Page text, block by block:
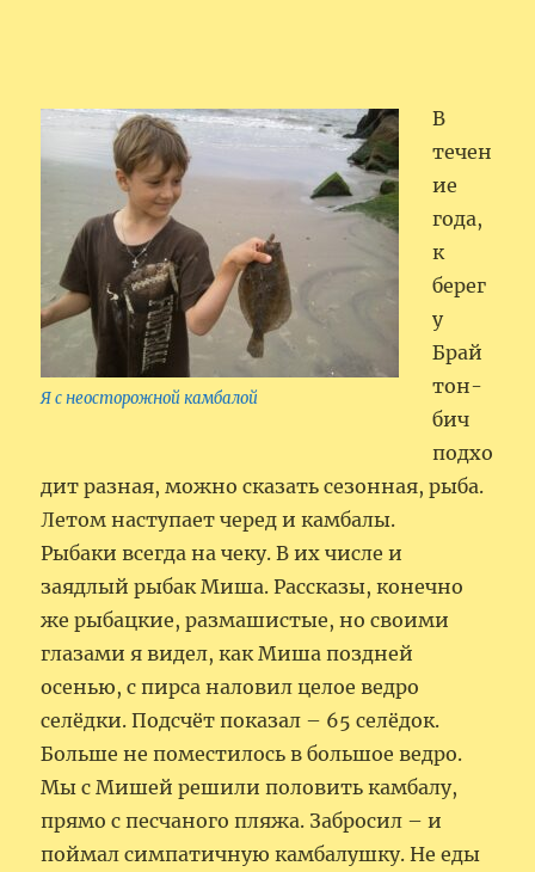
Я с неосторожной камбалой
В
течен
ие
года,
к
берег
у
Брай
тон-
бич
подхо
дит разная, можно сказать сезонная, рыба.
Летом наступает черед и камбалы.
Рыбаки всегда на чеку. В их числе и
заядлый рыбак Миша. Рассказы, конечно
же рыбацкие, размашистые, но своими
глазами я видел, как Миша поздней
осенью, с пирса наловил целое ведро
селёдки. Подсчёт показал – 65 селёдок.
Больше не поместилось в большое ведро.
Мы с Мишей решили половить камбалу,
прямо с песчаного пляжа. Забросил – и
поймал симпатичную камбалушку. Не еды